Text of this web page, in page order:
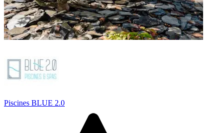
Piscines BLUE 2.0